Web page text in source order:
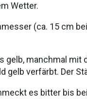
Wetter.
(ca. 15 cm
gelb, manchmal
gelb verfärbt. Der
es bitter bis